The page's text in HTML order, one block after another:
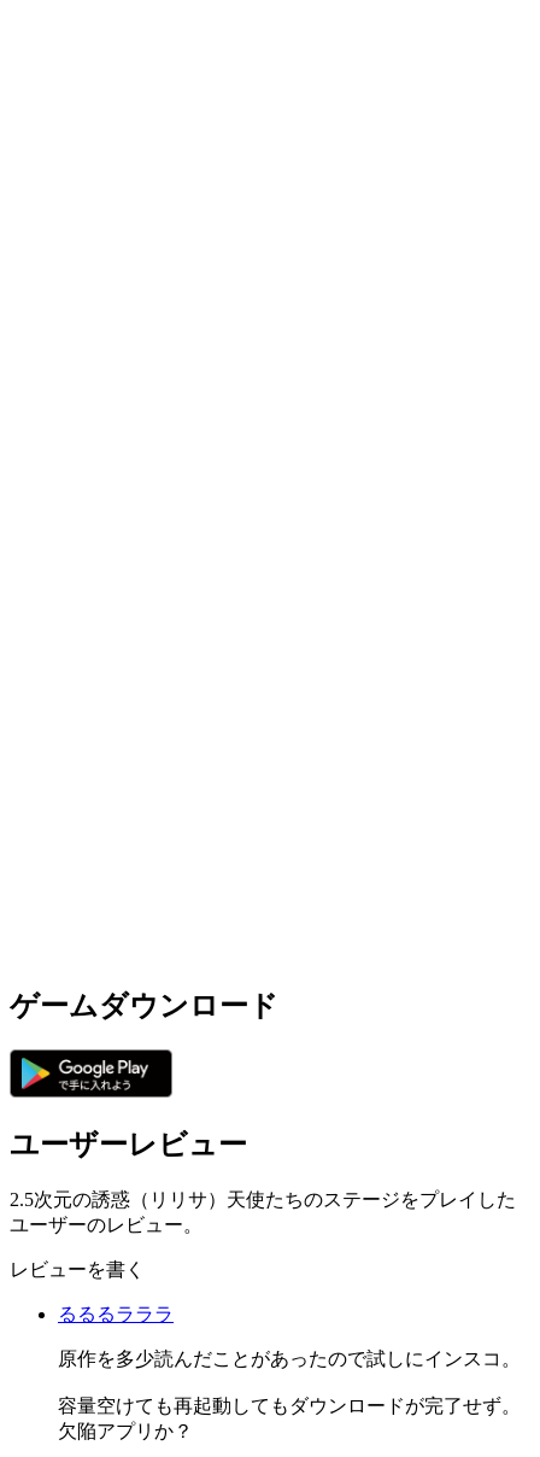
ゲームダウンロード
ユーザーレビュー
2.5次元の誘惑（リリサ）天使たちのステージをプレイした
ユーザーのレビュー。
レビューを書く
るるるラララ
原作を多少読んだことがあったので試しにインスコ。
容量空けても再起動してもダウンロードが完了せず。
欠陥アプリか？